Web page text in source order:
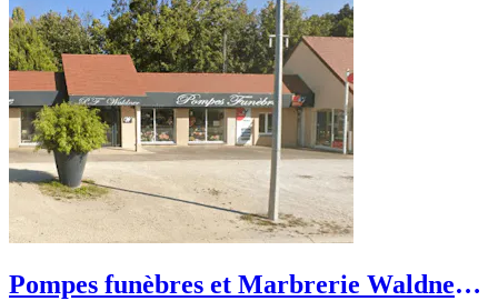
Pompes funèbres et Marbrerie Waldner -